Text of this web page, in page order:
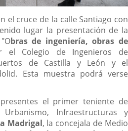
el cruce de la calle Santiago con
lugar la presentación de la
bras de ingeniería, obras de
el Colegio de Ingenieros de
de Castilla y León y el
Esta muestra podrá verse
el primer teniente de
Infraestructuras y
Madrigal, la concejala de Medio